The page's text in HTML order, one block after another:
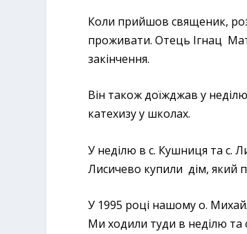
Коли прийшов священик,
проживати. Отець Ігнац
закінчення.
Він також доїжджав у
катехизу у школах.
У неділю в с. Кушниця та с.
Лисичево купили дім, який
У 1995 році нашому о.
Ми ходили туди в неділю та